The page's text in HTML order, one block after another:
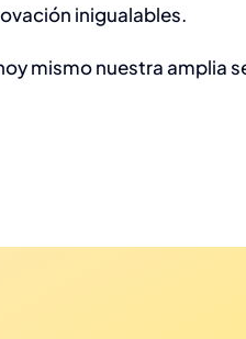
inigualables.
mismo nuestra amplia